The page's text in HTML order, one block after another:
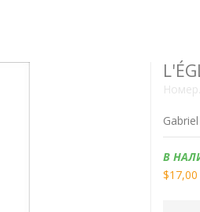
Номер.:
В
$17,00